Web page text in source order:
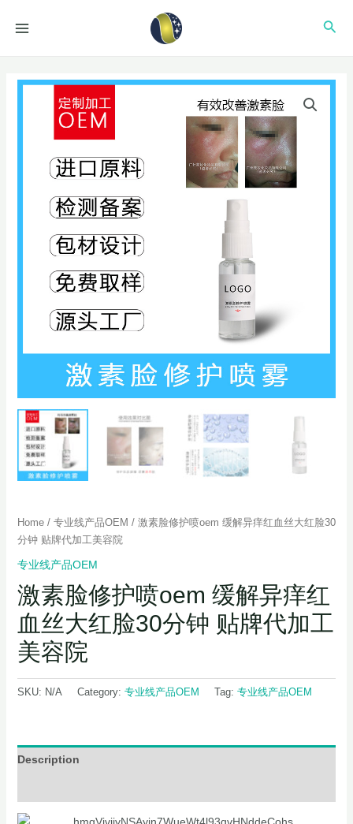
搜
Home/ 专业线产品OEM / 激素脸修护喷oem 缓解异痒红血丝大红脸30
分钟 贴牌代加工美容院
专业线产品OEM
激素脸修护喷oem 缓解异痒红
血丝大红脸30分钟 贴牌代加工
美容院
SKU: N/A Category: 专业线产品OEM Tag: 专业线产品OEM
Description